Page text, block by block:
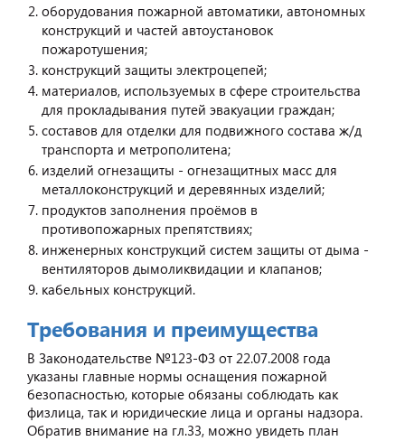
оборудования пожарной автоматики, автономных
конструкций и частей автоустановок
пожаротушения;
конструкций защиты электроцепей;
материалов, используемых в сфере строительства
для прокладывания путей эвакуации граждан;
составов для отделки для подвижного состава ж/д
транспорта и метрополитена;
изделий огнезащиты - огнезащитных масс для
металлоконструкций и деревянных изделий;
продуктов заполнения проёмов в
противопожарных препятствиях;
инженерных конструкций систем защиты от дыма -
вентиляторов дымоликвидации и клапанов;
кабельных конструкций.
Требования и преимущества
В Законодательстве №123-ФЗ от 22.07.2008 года
указаны главные нормы оснащения пожарной
безопасностью, которые обязаны соблюдать как
физлица, так и юридические лица и органы надзора.
Обратив внимание на гл.33, можно увидеть план